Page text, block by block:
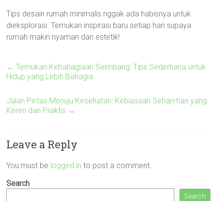
Tips desain rumah minimalis nggak ada habisnya untuk
dieksplorasi. Temukan inspirasi baru setiap hari supaya
rumah makin nyaman dan estetik!
← Temukan Kebahagiaan Seimbang: Tips Sederhana untuk
Hidup yang Lebih Bahagia
Jalan Pintas Menuju Kesehatan: Kebiasaan Sehari-hari yang
Keren dan Praktis →
Leave a Reply
You must be logged in to post a comment.
Search
Search